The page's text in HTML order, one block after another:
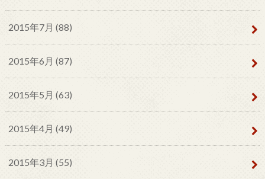
2015年7月 (88)
2015年6月 (87)
2015年5月 (63)
2015年4月 (49)
2015年3月 (55)